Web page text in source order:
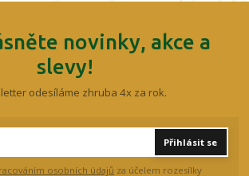
novinky, akce a
slevy!
odesíláme zhruba 4x za rok.
Přihlásit se
osobních údajů za účelem rozesílky